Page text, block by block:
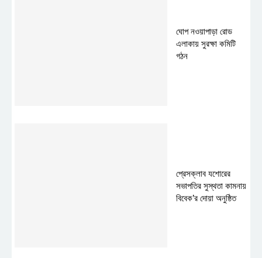
ঘোপ নওয়াপাড়া রোড
এলাকায় সুরক্ষা কমিটি
গঠন
প্রেসক্লাব যশোরের
সভাপতির সুস্থতা কামনায়
বিবেক’র দোয়া অনুষ্ঠিত